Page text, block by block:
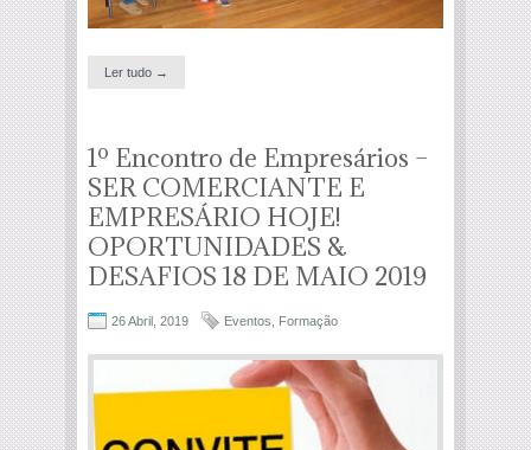
Ler tudo →
1º Encontro de Empresários –
SER COMERCIANTE E
EMPRESÁRIO HOJE!
OPORTUNIDADES &
DESAFIOS 18 DE MAIO 2019
26 Abril, 2019 Eventos Formação